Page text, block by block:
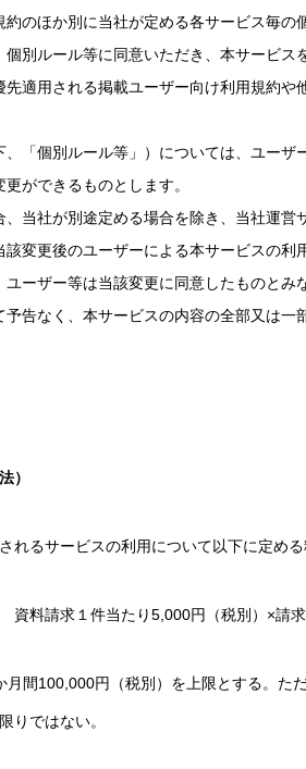
のほか別に当社が定める各サービス毎の
個別ルール等に同意いただき、本サービス
適用される掲載ユーザー向け利用規約や
「個別ルール等」）については、ユーザ
ができるものとします。
当社が別途定める場合を除き、当社運営
変更後のユーザーによる本サービスの利
ーザー等は当該変更に同意したものとみ
予告なく、本サービスの内容の全部又は一
）
れるサービスの利用について以下に定め
１件当たり5,000円（税別）×請求
月間100,000円（税別）を上限とする。た
りではない。